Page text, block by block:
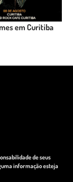
em Curitiba
de seus
informação esteja